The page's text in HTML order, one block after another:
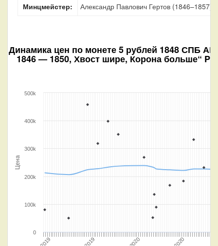
Минцмейстер:
Александр Павлович Гертов (1846–1857)
Динамика цен по монете5 рублей 1848 СПБ АГ
1846 — 1850, Хвост шире, Корона больше“
Цена
0
100k
200k
300k
400k
500k